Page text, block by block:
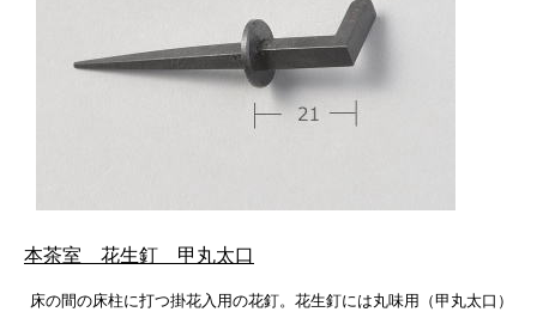
本茶室 花生釘 甲丸太口
床の間の床柱に打つ掛花入用の花釘。花生釘には丸味用（甲丸太口）